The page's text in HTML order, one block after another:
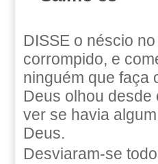
DISSE o néscio
corrompido, e
ninguém que faça
Deus olhou
ver se havia
Deus.
Desviaram-se